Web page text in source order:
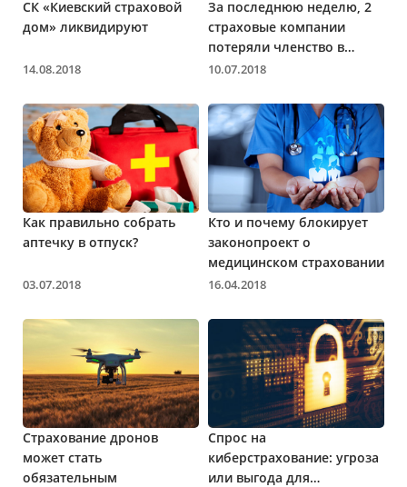
СК «Киевский страховой
дом» ликвидируют
14.08.2018
За последнюю неделю, 2
страховые компании
потеряли членство в
МТСБУ
10.07.2018
Как правильно собрать
аптечку в отпуск?
03.07.2018
Кто и почему блокирует
законопроект о
медицинском страховании
16.04.2018
Страхование дронов
может стать
обязательным
Спрос на
киберстрахование: угроза
или выгода для